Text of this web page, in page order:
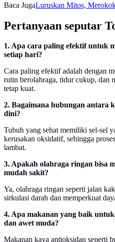
Baca JugaLuruskan Mitos,
Pertanyaan seputar
1. Apa cara paling efektif untuk
setiap hari?
Cara paling efektif adalah dengan
rutin berolahraga, tidur cukup, dan
tetap kuat.
2. Bagaimana hubungan antara
dini?
Tubuh yang sehat memiliki sel-sel
kerusakan oksidatif, sehingga
lambat.
3. Apakah olahraga ringan bisa
mudah sakit?
Ya, olahraga ringan seperti jalan
sirkulasi darah dan memperkuat
4. Apa makanan yang baik
dan awet muda?
Makanan kaya antioksidan seperti